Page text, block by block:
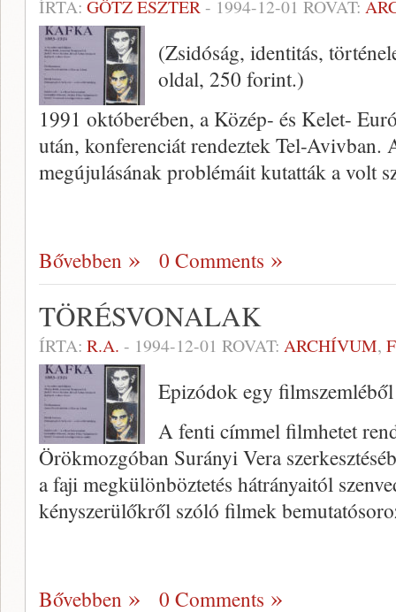
ÍRTA: GÖTZ ESZTER- 1994-12-01 ROVAT:
(Zsidóság, identitás,
oldal, 250 forint.)
1991 októberében, a Közép- és Kelet-
után, kon­ferenciát rendeztek Tel-Avivban.
megújulásának problémáit kutatták a volt
Bővebben 0 Comments
TÖRÉSVONALAK
ÍRTA: R.A. - 1994-12-01 ROVAT: ARCHÍVUM,
Epizódok egy filmszemléből
A fenti címmel filmhetet
Örökmozgóban Surányi Vera
a faji megkülönböztetés hátrányaitól
kényszerülőkről szóló filmek
Bővebben 0 Comments